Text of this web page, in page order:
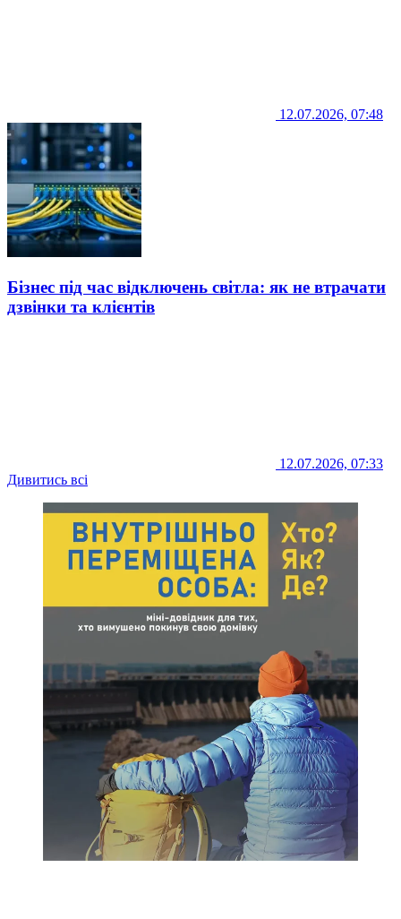
12.07.2026, 07:48
Бізнес під час відключень світла: як не втрачати
дзвінки та клієнтів
12.07.2026, 07:33
Дивитись всі